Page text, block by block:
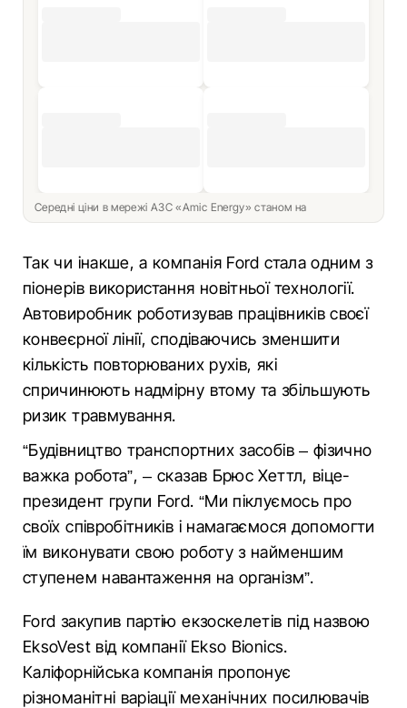
Середні ціни в мережі АЗС «Amic Energy» станом на
Так чи інакше, а компанія Ford стала одним з
піонерів використання новітньої технології.
Автовиробник роботизував працівників своєї
конвеєрної лінії, сподіваючись зменшити
кількість повторюваних рухів, які
спричинюють надмірну втому та збільшують
ризик травмування.
“Будівництво транспортних засобів – фізично
важка робота”, – сказав Брюс Хеттл, віце-
президент групи Ford. “Ми піклуємось про
своїх співробітників і намагаємося допомогти
їм виконувати свою роботу з найменшим
ступенем навантаження на організм”.
Ford закупив партію екзоскелетів під назвою
EksoVest від компанії Ekso Bionics.
Каліфорнійська компанія пропонує
різноманітні варіації механічних посилювачів